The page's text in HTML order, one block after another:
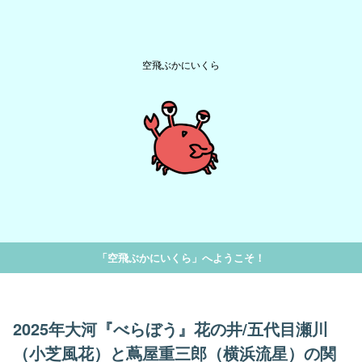
空飛ぶかにいくら
「空飛ぶかにいくら」へようこそ！
2025年大河『べらぼう』花の井/五代目瀬川
（小芝風花）と蔦屋重三郎（横浜流星）の関